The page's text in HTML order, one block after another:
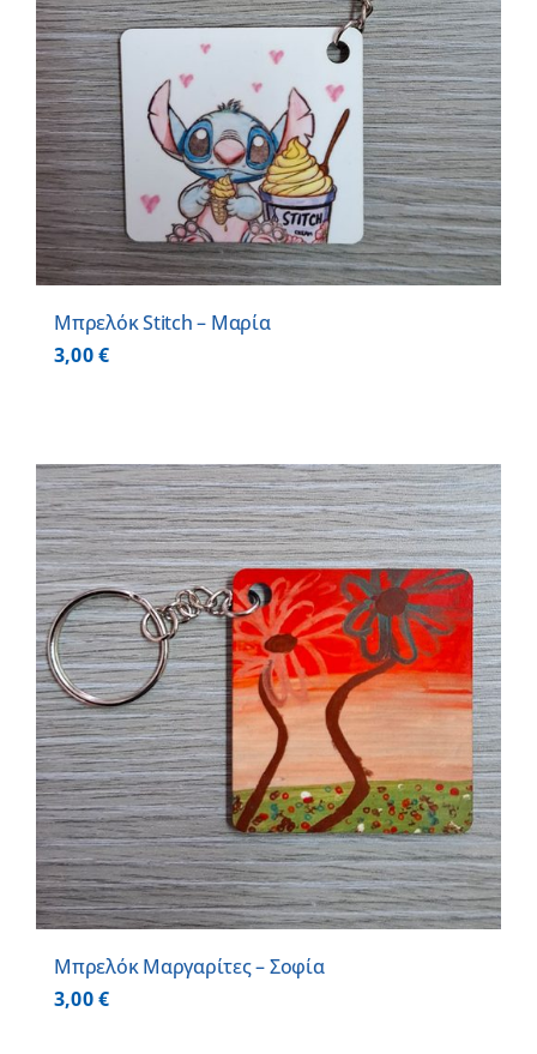
Μπρελόκ Stitch – Μαρία
3,00€
Μπρελόκ Μαργαρίτες – Σοφία
3,00€